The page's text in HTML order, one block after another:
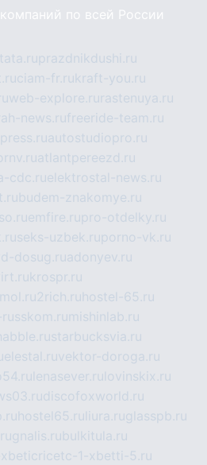
по всей России
prazdnikdushi.ru
ciam-fr.rukraft-you.ru
web-explore.ru rastenuya.ru
news.rufreeride-team.ru
autostudiopro.ru
atlantpereezd.ru
cdc.ruelektrostal-news.ru
budem-znakomye.ru
emfire.rupro-otdelky.ru
seks-uzbek.ruporno-vk.ru
dosug.ruadonyev.ru
krospr.ru
2rich.ru hostel-65.ru
mishinlab.ru
habble.rustarbucksvia.ru
elestal.ruvektor-doroga.ru
lenasever.ru lovinskix.ru
discofoxworld.ru
hostel65.ru liura.ruglasspb.ru
gnalis.rubulkitula.ru
xbeticricetc-1-xbetti-5.ru